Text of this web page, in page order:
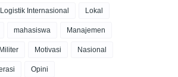
Logistik Internasional Lokal
mahasiswa Manajemen
Militer Motivasi Nasional
Opini